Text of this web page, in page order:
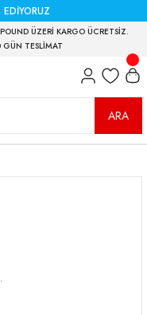
EDİYORUZ
ÜZERİ KARGO ÜCRETSİZ.
GÜN TESLİMAT
ARA